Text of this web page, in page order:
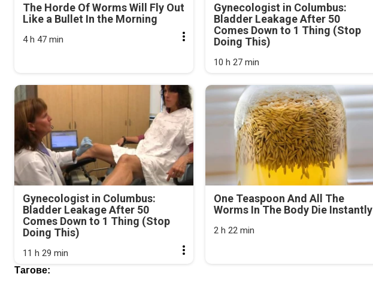
The Horde Of Worms Will Fly Out
Like a Bullet In the Morning
4 h 47 min
Gynecologist in Columbus:
Bladder Leakage After 50
Comes Down to 1 Thing (Stop
Doing This)
10 h 27 min
Gynecologist in Columbus:
Bladder Leakage After 50
Comes Down to 1 Thing (Stop
Doing This)
11 h 29 min
One Teaspoon And All The
Worms In The Body Die Instantly
2 h 22 min
Тагове: